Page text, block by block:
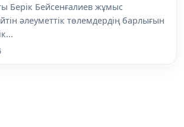
Берік Бейсенғалиев жұмыс
әлеуметтік төлемдердің барлығын